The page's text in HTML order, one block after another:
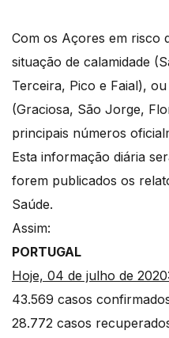
Com os Açores em risco
situação de calamidade
Terceira, Pico e Faial),
(Graciosa, São Jorge,
principais números
Esta informação diária
forem publicados os
Saúde.
Assim:
PORTUGAL
Hoje, 04 de julho de 2020:
43.569 casos
28.772 casos